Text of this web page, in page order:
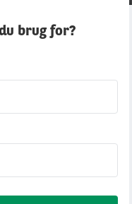
brug for?